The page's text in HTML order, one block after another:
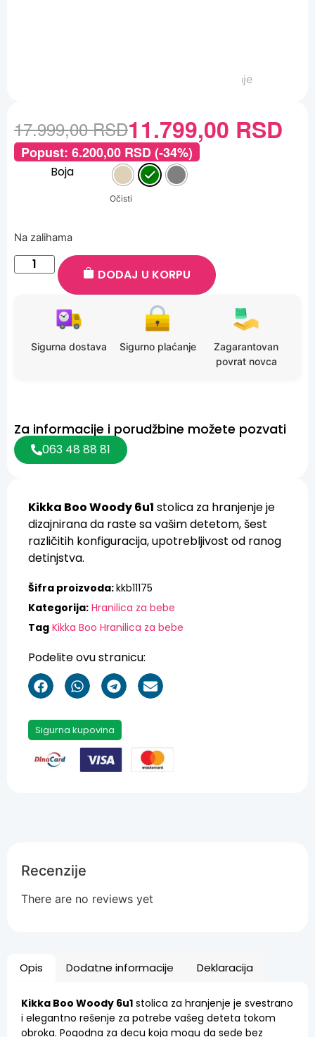
Kikka Boo Woody 6u1 stolica za hranjenje je
dizajnirana da raste sa vašim detetom, šest
različitih konfiguracija, upotrebljivost od ranog
detinjstva.
Šifra proizvoda:kkb11175
Kategorija: Hranilica za bebe
Tag Kikka Boo Hranilica za bebe
Podelite ovu stranicu:
Sigurna kupovina
17.999,00RSD11.799,00 RSD
Popust: 6.200,00 RSD(-34%)
Boja
Očisti
Na zalihama
DODAJ U KORPU
Sigurna dostava Sigurno plaćanje
Zagarantovan
povrat novca
Za informacije i porudžbine možete pozvati
063 48 88 81
Opis Dodatne informacije Deklaracija
Kikka Boo Woody 6u1 stolica za hranjenje je svestrano
i elegantno rešenje za potrebe vašeg deteta tokom
obroka. Pogodna za decu koja mogu da sede bez
Recenzije
There are no reviews yet